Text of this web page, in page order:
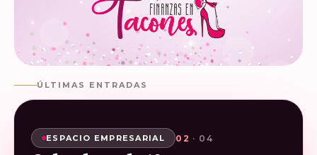
ÚLTIMAS ENTRADAS
SHOPPING INTELIGENTE 01 · 04
ESPACIO EMPRESARIAL 02 · 04
ESPACIO EMPRESARIAL 03 · 04
ESPACIO EMPRESARIAL 04 · 04